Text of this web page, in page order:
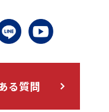
る質問